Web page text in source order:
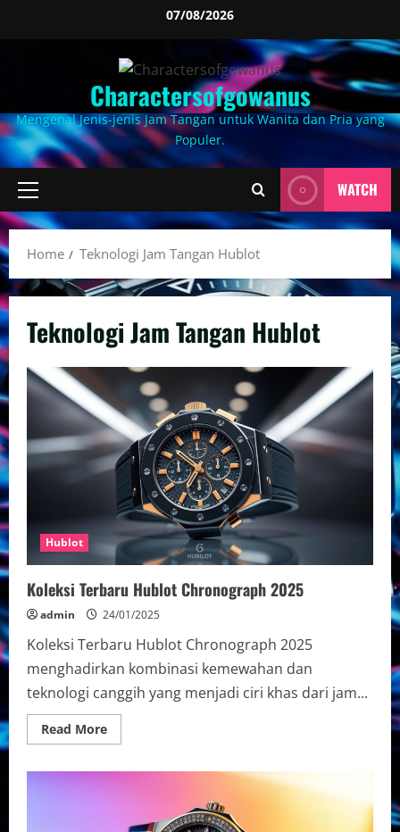
07/08/2026
Charactersofgowanus
Mengenal Jenis-jenis Jam Tangan untuk Wanita dan Pria yang
Populer.
Primary
Menu
WATCH
Home Teknologi Jam Tangan Hublot
Teknologi Jam Tangan Hublot
Hublot
Koleksi Terbaru Hublot Chronograph 2025
admin 24/01/2025
Koleksi Terbaru Hublot Chronograph 2025
menghadirkan kombinasi kemewahan dan
teknologi canggih yang menjadi ciri khas dari jam...
Read MoreRead
more